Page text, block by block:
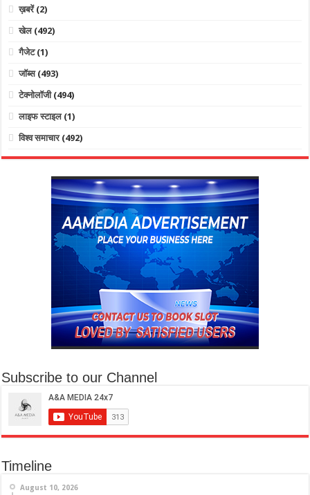
ख़बरें(2)
खेल(492)
गैजेट(1)
जॉब्स(493)
टेक्नोलॉजी(494)
लाइफ स्टाइल(1)
विश्व समाचार(492)
Subscribe to our Channel
Timeline
August 10, 2026